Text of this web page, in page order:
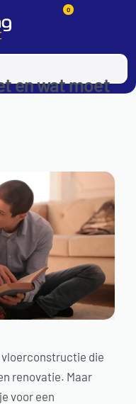
0
en wat moet
vloerconstructie die
renovatie. Maar
voor een